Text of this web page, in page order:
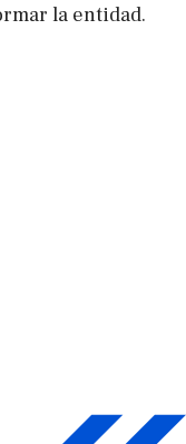
la entidad.